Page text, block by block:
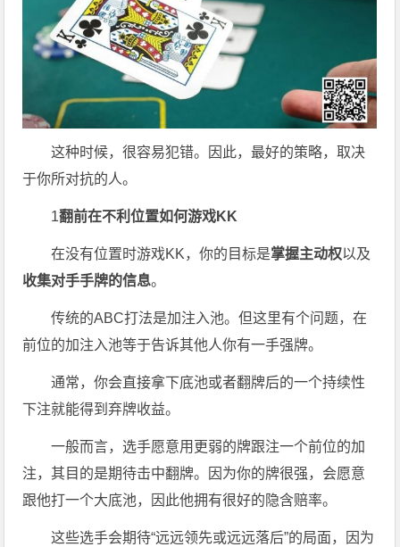
这种时候，很容易犯错。因此，最好的策略，取决
于你所对抗的人。
1翻前在不利位置如何游戏KK
在没有位置时游戏KK，你的目标是掌握主动权以及
收集对手手牌的信息。
传统的ABC打法是加注入池。但这里有个问题，在
前位的加注入池等于告诉其他人你有一手强牌。
通常，你会直接拿下底池或者翻牌后的一个持续性
下注就能得到弃牌收益。
一般而言，选手愿意用更弱的牌跟注一个前位的加
注，其目的是期待击中翻牌。因为你的牌很强，会愿意
跟他打一个大底池，因此他拥有很好的隐含赔率。
这些选手会期待“远远领先或远远落后”的局面，因为